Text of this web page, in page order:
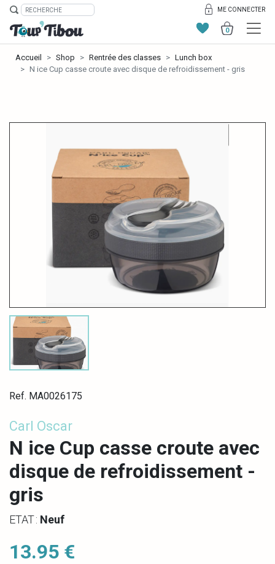
ME CONNECTER
0
Accueil Shop Rentrée des classes
Lunch box
N ice Cup casse croute avec disque de refroidissement - gris
Ref. MA0026175
Carl Oscar
N ice Cup casse croute avec
disque de refroidissement -
gris
ETAT : Neuf
13.95 €